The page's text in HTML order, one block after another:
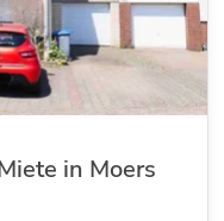
in Moers